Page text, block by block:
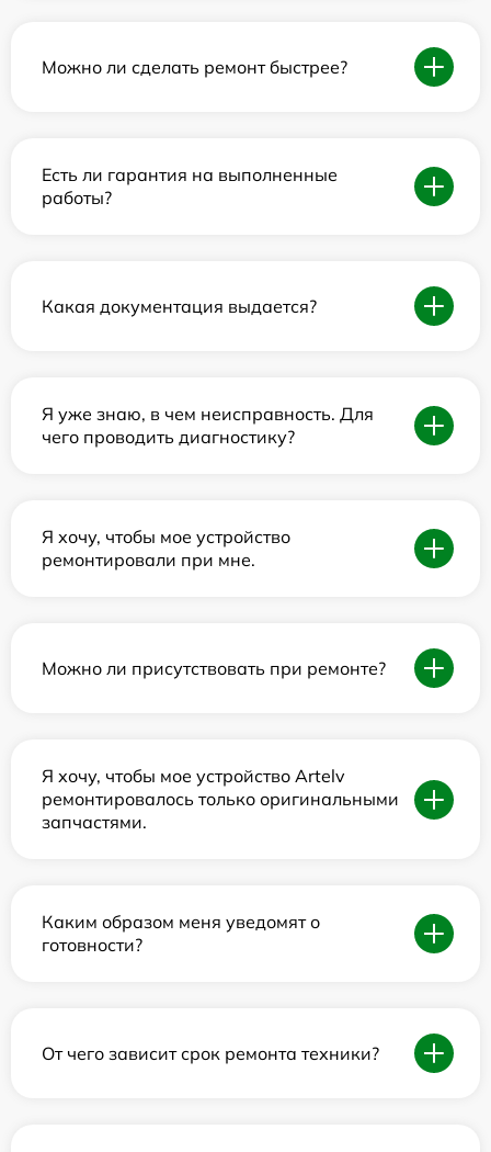
Можно ли сделать ремонт быстрее?
Есть ли гарантия на выполненные
работы?
Какая документация выдается?
Я уже знаю, в чем неисправность. Для
чего проводить диагностику?
Я хочу, чтобы мое устройство
ремонтировали при мне.
Можно ли присутствовать при ремонте?
Я хочу, чтобы мое устройство Artelv
ремонтировалось только оригинальными
запчастями.
Каким образом меня уведомят о
готовности?
От чего зависит срок ремонта техники?